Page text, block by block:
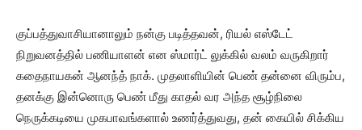
குப்பத்துவாசியானாலும் நன்கு படித்தவன், ரியல் எஸ்டேட்
நிறுவனத்தில் பணியாளன் என ஸ்மார்ட் லுக்கில் வலம் வருகிறார்
கதைநாயகன் ஆனந்த் நாக். முதலாளியின் பெண் தன்னை விரும்ப,
தனக்கு இன்னொரு பெண் மீது காதல் வர அந்த சூழ்நிலை
நெருக்கடியை முகபாவங்களால் உணர்த்துவது, தன் கையில் சிக்கிய